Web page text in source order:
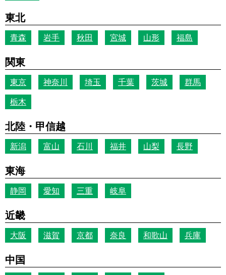
東北
青森 岩手 秋田 宮城 山形 福島
関東
東京 神奈川 埼玉 千葉 茨城 群馬
栃木
北陸・甲信越
新潟 富山 石川 福井 山梨 長野
東海
静岡 愛知 三重 岐阜
近畿
大阪 滋賀 京都 奈良 和歌山 兵庫
中国